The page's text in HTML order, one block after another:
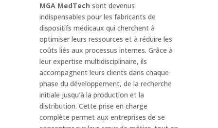
MGA MedTech sont devenus
indispensables pour les fabricants de
dispositifs médicaux qui cherchent à
optimiser leurs ressources et à réduire les
coûts liés aux processus internes. Grâce à
leur expertise multidisciplinaire, ils
accompagnent leurs clients dans chaque
phase du développement, de la recherche
initiale jusqu’à la production et la
distribution. Cette prise en charge
complète permet aux entreprises de se